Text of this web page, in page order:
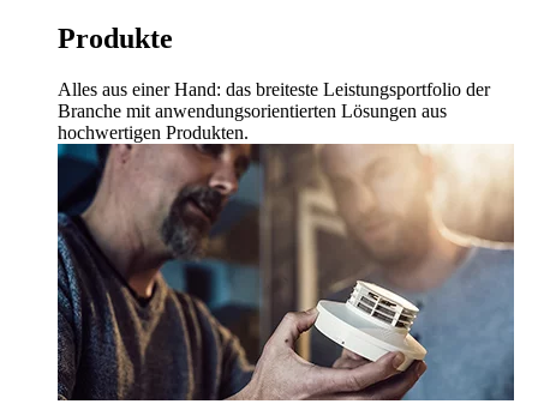
Produkte
Alles aus einer Hand: das breiteste Leistungsportfolio der
Branche mit anwendungsorientierten Lösungen aus
hochwertigen Produkten.